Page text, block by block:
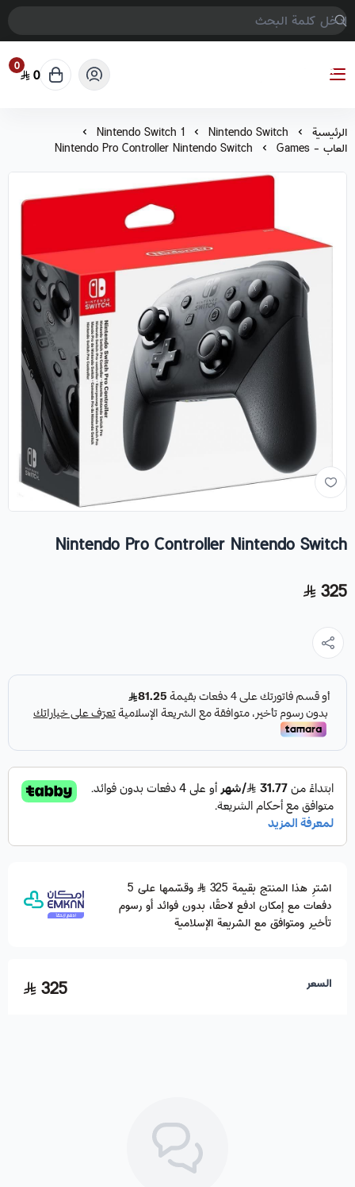
COMPTER GAMES
0 0
الرئيسية Nintendo Switch
Nintendo Switch 1
العاب - Games Nintendo Pro Controller Nintendo Switch
Nintendo Pro Controller Nintendo Switch
325
اشترِ هذا المنتج بقيمة 325
وقسّمها على 5
دفعات مع إمكان ادفع لاحقًا، بدون فوائد أو رسوم
تأخير ومتوافق مع الشريعة الإسلامية
السعر 325